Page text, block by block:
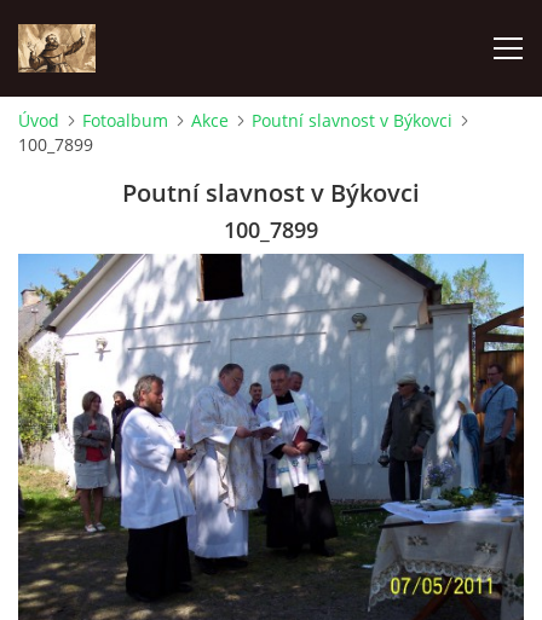
ÚVOD
SAMOFINANCOVÁNÍ
PASTORAČNÍ RADA
SPRAVOVANÉ FARNOSTI
HISTORIE FARNOSTÍ
POŘAD BOHOSLUŽEB
Úvod Fotoalbum Akce
Poutní slavnost v Býkovci
100_7899
Poutní slavnost v Býkovci
100_7899